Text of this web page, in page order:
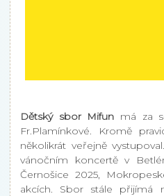
Dětský sbor Mifun má za
Fr.Plamínkové. Kromě
několikrát veřejně
vánočním koncertě v
Černošice 2025,
akcích. Sbor stále přijímá